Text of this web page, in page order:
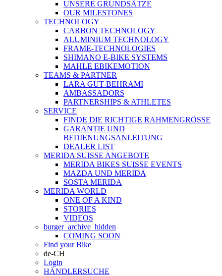
UNSERE GRUNDSÄTZE
OUR MILESTONES
TECHNOLOGY
CARBON TECHNOLOGY
ALUMINIUM TECHNOLOGY
FRAME-TECHNOLOGIES
SHIMANO E-BIKE SYSTEMS
MAHLE EBIKEMOTION
TEAMS & PARTNER
LARA GUT-BEHRAMI
AMBASSADORS
PARTNERSHIPS & ATHLETES
SERVICE
FINDE DIE RICHTIGE RAHMENGRÖSSE
GARANTIE UND
BEDIENUNGSANLEITUNG
DEALER LIST
MERIDA SUISSE ANGEBOTE
MERIDA BIKES SUISSE EVENTS
MAZDA UND MERIDA
SOSTA MERIDA
MERIDA WORLD
ONE OF A KIND
STORIES
VIDEOS
burger_archive_hidden
COMING SOON
Find your Bike
de-CH
Login
HÄNDLERSUCHE